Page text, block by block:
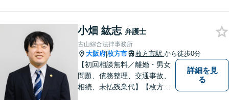
あればどうぞ気軽にお声がけ
ください。【オンライン・電
話相談可】【完全個室・防音
対応】
小畑 紘志 弁護士
古山綜合法律事務所
大阪府|枚方市 枚方市駅 から徒歩0分
【初回相談無料／離婚・男女
問題、債務整理、交通事故、
相続、未払残業代】【枚方市
詳細を見
る